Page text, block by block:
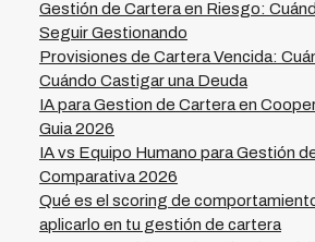
recuperación del 73% en carteras
irrecuperables.
contable previa y documentación de
Todas las jurisdicciones exigen
exhaustiva de gestiones previas, lo
optimizarse con plataformas de
dejan trazabilidad completa. Al
operativos hasta 70% mediante
como lo hace Kleva, se pueden
la recuperación antes del castigo y
fiscal.
Gestión de Cartera en Riesgo:
Seguir Gestionando
Provisiones de Cartera Vencida:
Cuándo Castigar una Deuda
IA para Gestion de Cartera en
Guia 2026
IA vs Equipo Humano para Gestión
Comparativa 2026
Qué es el scoring de
aplicarlo en tu gestión de cartera